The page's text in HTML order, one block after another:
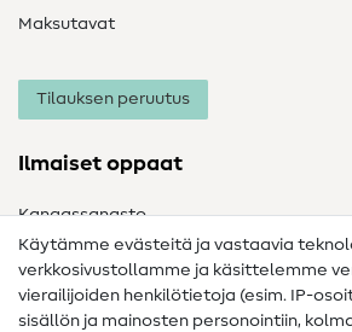
Maksutavat
Tilauksen peruutus
Ilmaiset oppaat
Kangassanasto
Ompelusanasto
Ompeluohjeet
Käytämme evästeitä ja vastaavia
verkkosivustollamme ja käsittelemme
vierailijoiden henkilötietoja (esim. IP-
sisällön ja mainosten personointiin,